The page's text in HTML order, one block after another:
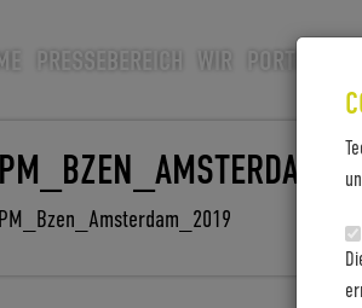
PRESSEBEREICH WIR PORTFOLIO
PM_Bzen_Amsterdam_2019